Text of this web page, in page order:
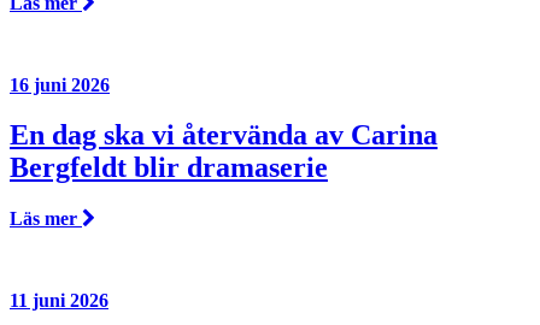
16 juni 2026
En dag ska vi återvända av Carina
Bergfeldt blir dramaserie
Läs mer
11 juni 2026